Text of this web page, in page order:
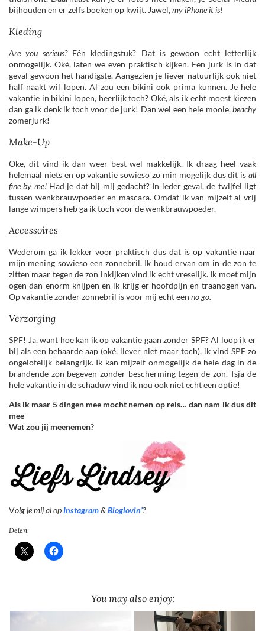
bijhouden en er zelfs boeken op kwijt. Jawel,my iPhone it is!
Kleding
Are you serieus?Eén kledingstuk? Dat is gewoon echt letterlijk
onmogelijk. Oké, laten we even praktisch kijken. Een jurk is in dat
geval gewoon het handigste. Aangezien je liever natuurlijk ook niet
half naakt wil lopen. Al zou een bikini ook prima kunnen. Je hele
vakantie in bikini lopen, heerlijk toch? Oké, als ik echt moest kiezen
dan ga ik denk ik toch voor de jurk! Dan wel een hele mooie,beachy
zomerjurk!
Make-Up
Oke, dit vind ik dan weer best wel makkelijk. Ik draag heel vaak
helemaal niets en op vakantie sowieso zo min mogelijk dus dit is all
fine by me!Had je dat bij mij gedacht? In ieder geval, de twijfel ligt
tussen wenkbrauwpoeder en mascara. Omdat ik van mijzelf al vrij
lange wimpers heb ga ik toch voor de wenkbrauwpoeder.
Accessoires
Wederom ga ik lekker voor praktisch dus dat is op vakantie naar
mijn mening sowieso een zonnebril. Ik houd ervan om in de zon te
zitten maar tegen de zon inkijken vind ik echt vreselijk. Ik moet mijn
ogen dan enorm knijpen en ik krijg er hoofdpijn en traanogen van.
Op vakantie zonder zonnebril is voor mij echt een no go.
Verzorging
SPF! Ja, want hoe kan ik op vakantie gaan zonder SPF? Al loop ik er
bij als een behaarde aap (oké, liever niet maar toch), ik vind SPF zo
ongelofelijk belangrijk. Ik kan mijzelf onmogelijk de hele dag in de
brandende zon begeven zonder bescherming tegen de zon. Tsja de
hele vakantie in de schaduw vind ik nou ook niet echt een optie!
Als ik maar 5 dingen mee mocht nemen op reis… dan nam ik dus dit
mee
Wat zou jij meenemen?
Volg je mij al opInstagram& Bloglovin’?
Delen:
You may also enjoy: